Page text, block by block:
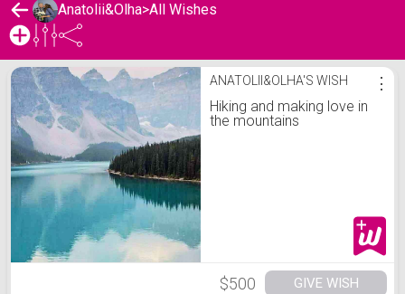
Anatolii&Olha>All Wishes
Anatolii&Olha's WishlistANATOLII&OLHA'S WISH
Hiking and making love in
the mountains
⋮
$500 GIVE WISH